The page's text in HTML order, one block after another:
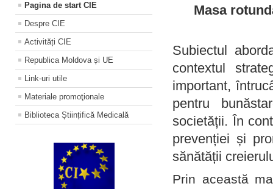
Pagina de start CIE
Despre CIE
Activități CIE
Republica Moldova și UE
Link-uri utile
Materiale promoţionale
Biblioteca Științifică Medicală
Masa
Subiectul
contextul
important,
pentru
societății. În
prevenției și
sănătății
Prin această